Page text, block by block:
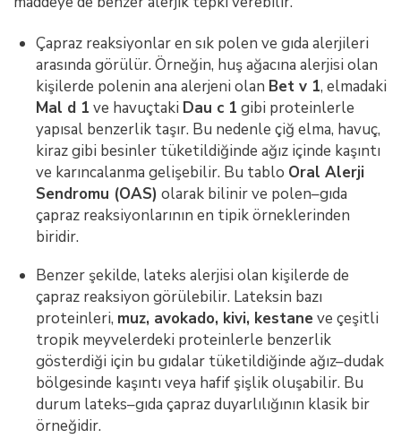
Çapraz reaksiyonlar en sık polen ve gıda alerjileri
arasında görülür. Örneğin, huş ağacına alerjisi olan
kişilerde polenin ana alerjeni olan Bet v 1, elmadaki
Mal d 1 ve havuçtaki Dau c 1 gibi proteinlerle
yapısal benzerlik taşır. Bu nedenle çiğ elma, havuç,
kiraz gibi besinler tüketildiğinde ağız içinde kaşıntı
ve karıncalanma gelişebilir. Bu tablo Oral Alerji
Sendromu (OAS) olarak bilinir ve polen–gıda
çapraz reaksiyonlarının en tipik örneklerinden
biridir.
Benzer şekilde, lateks alerjisi olan kişilerde de
çapraz reaksiyon görülebilir. Lateksin bazı
proteinleri, muz, avokado, kivi, kestaneve çeşitli
tropik meyvelerdeki proteinlerle benzerlik
gösterdiği için bu gıdalar tüketildiğinde ağız–dudak
bölgesinde kaşıntı veya hafif şişlik oluşabilir. Bu
durum lateks–gıda çapraz duyarlılığının klasik bir
örneğidir.